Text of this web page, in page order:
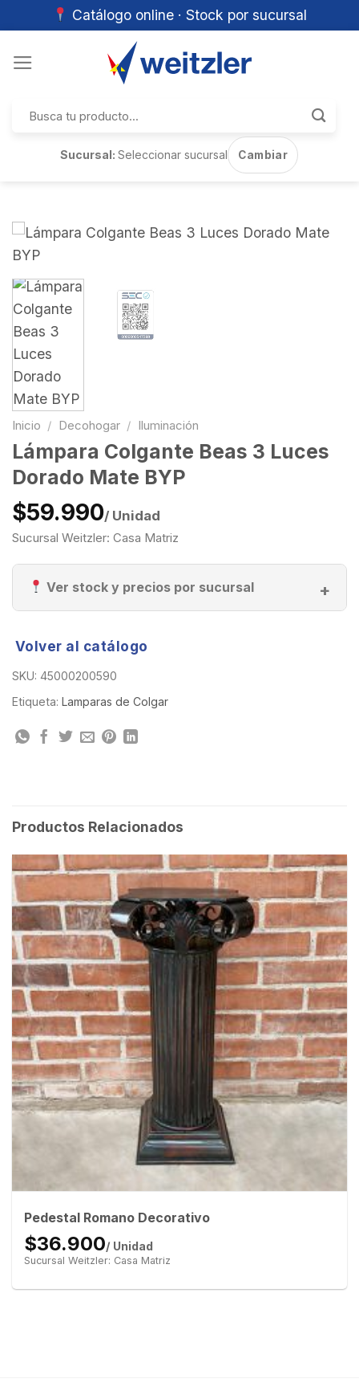
Catálogo online · Stock por sucursal
por:
Sucursal:Seleccionar sucursal Cambiar
Inicio / Decohogar / Iluminación
Lámpara Colgante Beas 3 Luces
Dorado Mate BYP
$59.990/ Unidad
Sucursal Weitzler: Casa Matriz
Ver stock y precios por sucursal
Volver al catálogo
SKU: 45000200590
Etiqueta: Lamparas de Colgar
Productos Relacionados
Pedestal Romano Decorativo
$36.900/ Unidad
Sucursal Weitzler: Casa Matriz